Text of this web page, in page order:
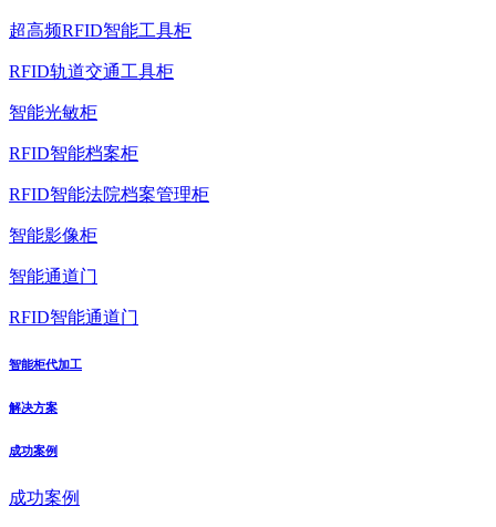
超高频RFID智能工具柜
RFID轨道交通工具柜
智能光敏柜
RFID智能档案柜
RFID智能法院档案管理柜
智能影像柜
智能通道门
RFID智能通道门
智能柜代加工
解决方案
成功案例
成功案例